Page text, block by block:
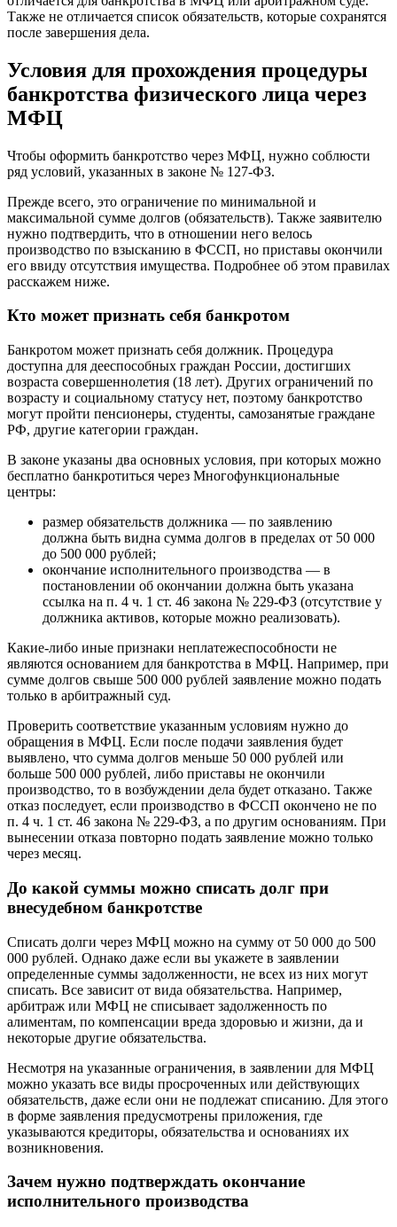
Также не отличается список обязательств, которые сохранятся
после завершения дела.
Условия для прохождения процедуры
банкротства физического лица через
МФЦ
Чтобы оформить банкротство через МФЦ, нужно соблюсти
ряд условий, указанных в законе № 127-ФЗ.
Прежде всего, это ограничение по минимальной и
максимальной сумме долгов (обязательств). Также заявителю
нужно подтвердить, что в отношении него велось
производство по взысканию в ФССП, но приставы окончили
его ввиду отсутствия имущества. Подробнее об этом правилах
расскажем ниже.
Кто может признать себя банкротом
Банкротом может признать себя должник. Процедура
доступна для дееспособных граждан России, достигших
возраста совершеннолетия (18 лет). Других ограничений по
возрасту и социальному статусу нет, поэтому банкротство
могут пройти пенсионеры, студенты, самозанятые граждане
РФ, другие категории граждан.
В законе указаны два основных условия, при которых можно
бесплатно банкротиться через Многофункциональные
центры:
размер обязательств должника — по заявлению
должна быть видна сумма долгов в пределах от 50 000
до 500 000 рублей;
окончание исполнительного производства — в
постановлении об окончании должна быть указана
ссылка на п. 4 ч. 1 ст. 46 закона № 229-ФЗ (отсутствие у
должника активов, которые можно реализовать).
Какие-либо иные признаки неплатежеспособности не
являются основанием для банкротства в МФЦ. Например, при
сумме долгов свыше 500 000 рублей заявление можно подать
только в арбитражный суд.
Проверить соответствие указанным условиям нужно до
обращения в МФЦ. Если после подачи заявления будет
выявлено, что сумма долгов меньше 50 000 рублей или
больше 500 000 рублей, либо приставы не окончили
производство, то в возбуждении дела будет отказано. Также
отказ последует, если производство в ФССП окончено не по
п. 4 ч. 1 ст. 46 закона № 229-ФЗ, а по другим основаниям. При
вынесении отказа повторно подать заявление можно только
через месяц.
До какой суммы можно списать долг при
внесудебном банкротстве
Списать долги через МФЦ можно на сумму от 50 000 до 500
000 рублей. Однако даже если вы укажете в заявлении
определенные суммы задолженности, не всех из них могут
списать. Все зависит от вида обязательства. Например,
арбитраж или МФЦ не списывает задолженность по
алиментам, по компенсации вреда здоровью и жизни, да и
некоторые другие обязательства.
Несмотря на указанные ограничения, в заявлении для МФЦ
можно указать все виды просроченных или действующих
обязательств, даже если они не подлежат списанию. Для этого
в форме заявления предусмотрены приложения, где
указываются кредиторы, обязательства и основаниях их
возникновения.
Зачем нужно подтверждать окончание
исполнительного производства